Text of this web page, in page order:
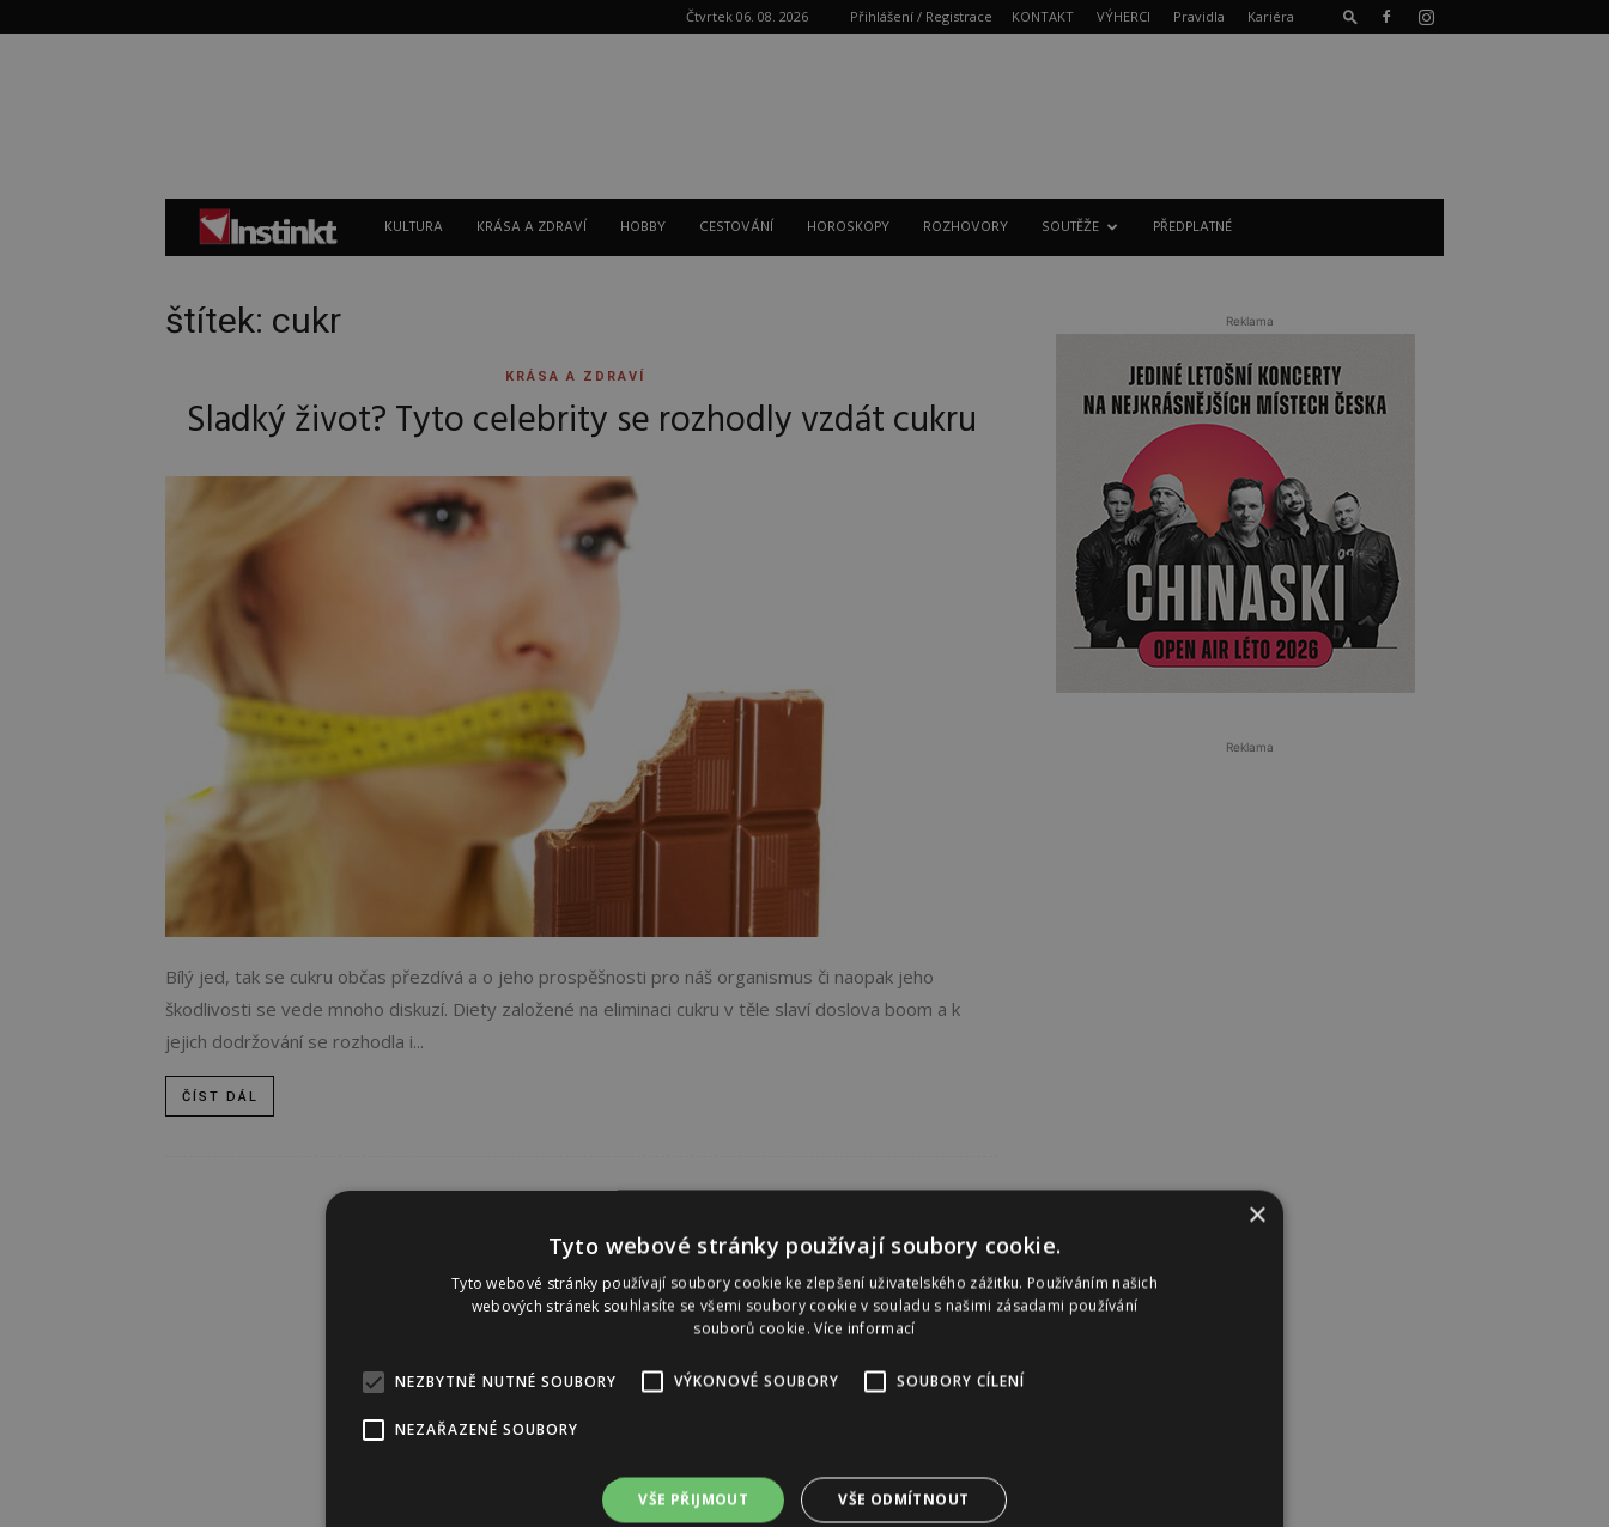
Čtvrtek 06. 08. 2026 Přihlášení / Registrace KONTAKT VÝHERCI Pravidla Kariéra
Instinkt
KULTURA KRÁSA A ZDRAVÍ HOBBY CESTOVÁNÍ HOROSKOPY ROZHOVORY SOUTĚŽE PŘEDPLATNÉ
štítek: cukr
KRÁSA A ZDRAVÍ
Sladký život? Tyto celebrity se rozhodly vzdát cukru
Bílý jed, tak se cukru občas přezdívá a o jeho prospěšnosti pro náš organismus či naopak jeho
škodlivosti se vede mnoho diskuzí. Diety založené na eliminaci cukru v těle slaví doslova boom a k
jejich dodržování se rozhodla i...
ČÍST DÁL
Reklama
Reklama
×
Tyto webové stránky používají soubory cookie.
Tyto webové stránky používají soubory cookie ke zlepšení uživatelského zážitku. Používáním našich
webových stránek souhlasíte se všemi soubory cookie v souladu s našimi zásadami používání
souborů cookie.Více informací
NEZBYTNĚ NUTNÉ SOUBORY VÝKONOVÉ SOUBORY SOUBORY CÍLENÍ
NEZAŘAZENÉ SOUBORY
VŠE PŘIJMOUT VŠE ODMÍTNOUT